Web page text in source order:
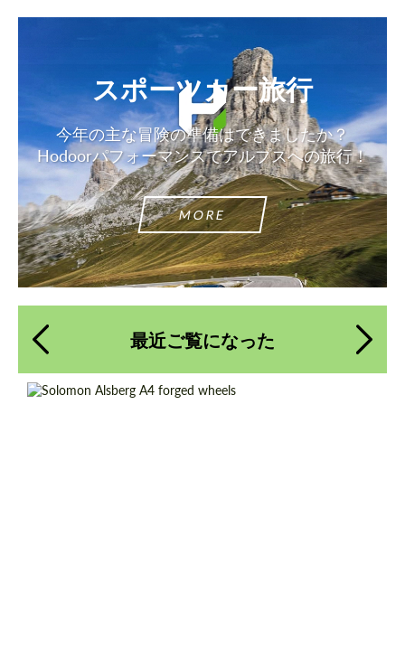
スポーツカー旅行
今年の主な冒険の準備はできましたか？
Hodoorパフォーマンスでアルプスへの旅行！
MORE
最近ご覧になった